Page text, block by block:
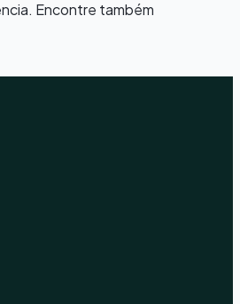
Encontre também